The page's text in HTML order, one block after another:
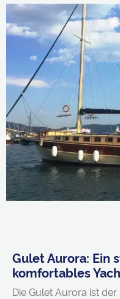
Gulet Aurora: Ein
komfortables
Die Gulet Aurora ist